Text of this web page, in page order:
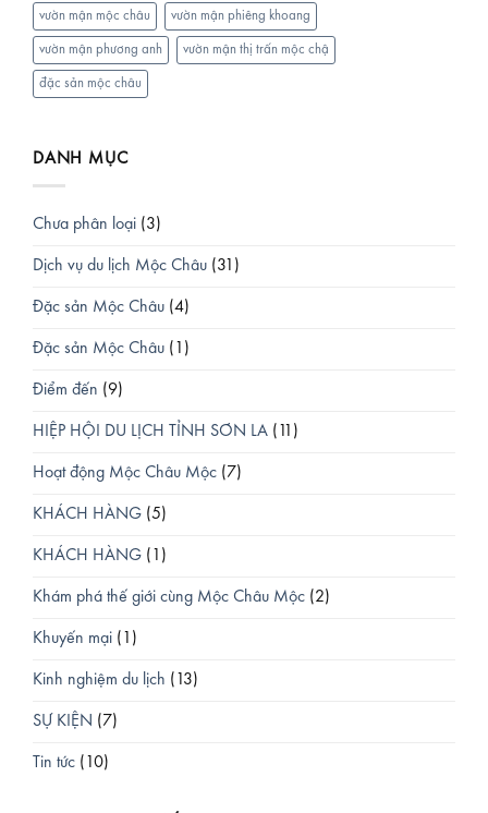
vườn mận mộc châu vườn mận phiêng khoang
vườn mận phương anh vườn mận thị trấn mộc chậ
đặc sản mộc châu
DANH MỤC
Chưa phân loại (3)
Dịch vụ du lịch Mộc Châu (31)
Đặc sản Mộc Châu (4)
Đặc sản Mộc Châu (1)
Điểm đến (9)
HIỆP HỘI DU LỊCH TỈNH SƠN LA (11)
Hoạt động Mộc Châu Mộc (7)
KHÁCH HÀNG (5)
KHÁCH HÀNG (1)
Khám phá thế giới cùng Mộc Châu Mộc (2)
Khuyến mại (1)
Kinh nghiệm du lịch (13)
SỰ KIỆN (7)
Tin tức (10)